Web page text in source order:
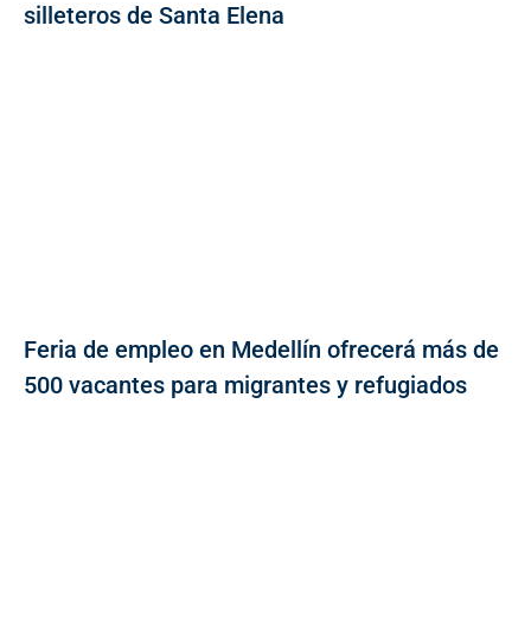
silleteros de Santa Elena
Feria de empleo en Medellín ofrecerá más de
500 vacantes para migrantes y refugiados